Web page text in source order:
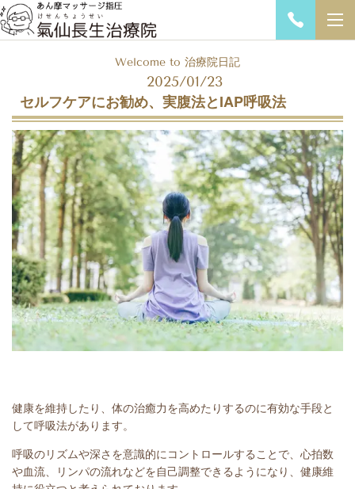
Welcome to 治療院日記
2025/01/23
セルフケアにお勧め、実腹法と IAP呼吸法
健康を維持したり、体の治癒力を高めたりするのに有効な手段と
して呼吸法があります。
呼吸のリズムや深さを意識的にコントロールすることで、心拍数
や血流、リンパの流れなどを自己調整できるようになり、健康維